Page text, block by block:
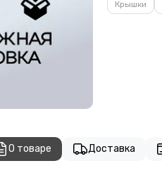
Крышки
О товаре Доставка